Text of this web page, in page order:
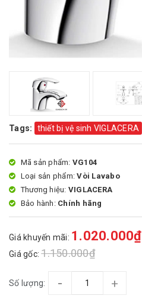
Tags: thiết bị vệ sinh VIGLACERA
Mã sản phẩm: VG104
Loại sản phẩm:Vòi Lavabo
Thương hiệu: VIGLACERA
Bảo hành: Chính hãng
Giá khuyến mãi: 1.020.000₫
Giá gốc:1.150.000₫
Số lượng: - +